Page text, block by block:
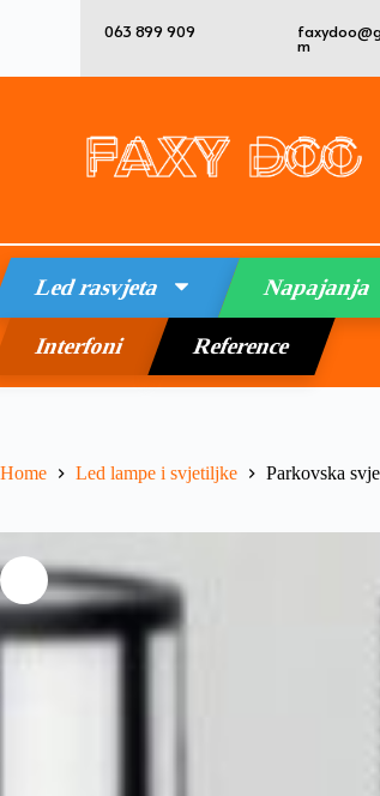
063 899 909
m
Led rasvjeta Napajanja
Interfoni Reference
Home Led lampe i svjetiljke Parkovska